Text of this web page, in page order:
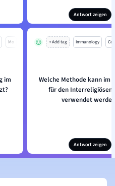
Antwort zeigen
Mo
im
+ Add tag Immunology
Welche Methode kann im
für den Interreligiösen
verwendet
Antwort zeigen